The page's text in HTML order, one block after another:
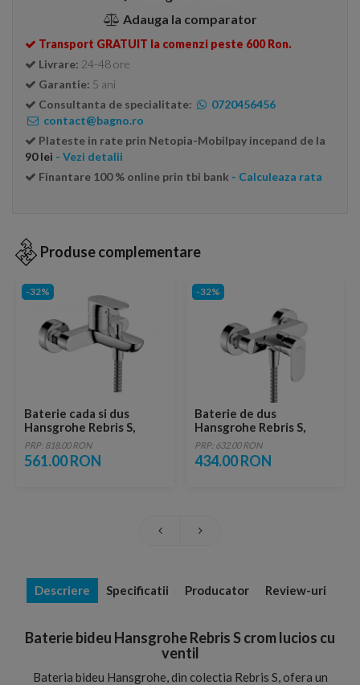
Adauga la comparator
Transport GRATUIT la comenzi peste 600 Ron.
Livrare: 24-48 ore
Garantie: 5 ani
Consultanta de specialitate:
0720456456
contact@bagno.ro
Plateste in rate prin Netopia-Mobilpay incepand de la
90 lei - Vezi detalii
Finantare 100 % online prin tbi bank - Calculeaza rata
Produse complementare
-32%
Baterie cada si dus
Hansgrohe Rebris S,
culoare crom
PRP: 818.00 RON
561.00 RON
-32%
Baterie de dus
Hansgrohe Rebris S,
culoare crom
PRP: 632.00 RON
434.00 RON
Descriere Specificatii Producator Review-uri
Baterie bideu Hansgrohe Rebris S crom lucios cu
ventil
Bateria bideu Hansgrohe, din colectia Rebris S, ofera un